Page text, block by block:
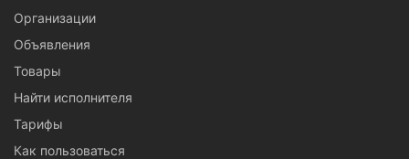
Организации
Объявления
Товары
Найти исполнителя
Тарифы
Как пользоваться